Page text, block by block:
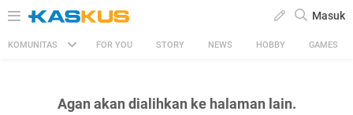
Masuk
KOMUNITAS FOR YOU STORY NEWS HOBBY GAMES
Agan akan dialihkan ke halaman lain.